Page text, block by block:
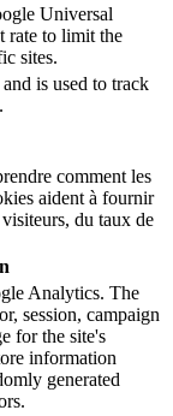
Universal
rate to limit the
sites.
is used to track
comment les
aident à fournir
du taux de
Analytics. The
session, campaign
for the site's
information
generated